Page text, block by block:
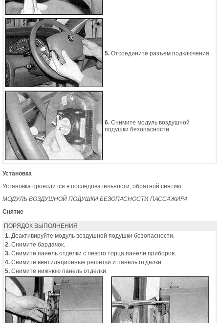
5. Отсоедините разъем подключения.
6. Снимите модуль воздушной
подушки безопасности.
Установка
Установка проводится в последовательности, обратной снятию.
МОДУЛЬ ВОЗДУШНОЙ ПОДУШКИ БЕЗОПАСНОСТИ ПАССАЖИРА
Снятие
ПОРЯДОК ВЫПОЛНЕНИЯ
1. Деактивируйте модуль воздушной подушки безопасности.
2. Снимите бардачок.
3. Снимите панель отделки с левого торца панели приборов.
4. Снимите вентиляционные решетки и панель отделки.
5. Снимите нижнюю панель отделки.